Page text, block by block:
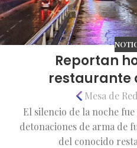
Reportan
restaurante
Mesa de
El silencio de la noche
detonaciones de arma de
del conocido